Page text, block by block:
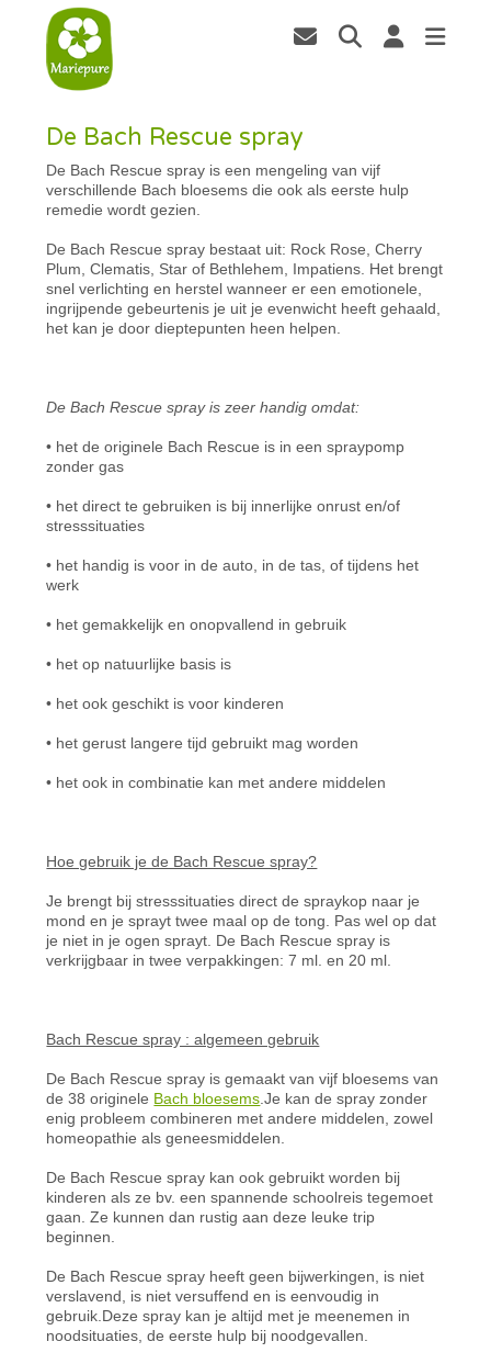
De Bach Rescue spray
De Bach Rescue spray is een mengeling van vijf
verschillende Bach bloesems die ook als eerste hulp
remedie wordt gezien.
De Bach Rescue spray bestaat uit: Rock Rose, Cherry
Plum, Clematis, Star of Bethlehem, Impatiens. Het brengt
snel verlichting en herstel wanneer er een emotionele,
ingrijpende gebeurtenis je uit je evenwicht heeft gehaald,
het kan je door dieptepunten heen helpen.
De Bach Rescue spray is zeer handig omdat:
• het de originele Bach Rescue is in een spraypomp
zonder gas
• het direct te gebruiken is bij innerlijke onrust en/of
stresssituaties
• het handig is voor in de auto, in de tas, of tijdens het
werk
• het gemakkelijk en onopvallend in gebruik
• het op natuurlijke basis is
• het ook geschikt is voor kinderen
• het gerust langere tijd gebruikt mag worden
• het ook in combinatie kan met andere middelen
Hoe gebruik je de Bach Rescue spray?
Je brengt bij stresssituaties direct de spraykop naar je
mond en je sprayt twee maal op de tong. Pas wel op dat
je niet in je ogen sprayt. De Bach Rescue spray is
verkrijgbaar in twee verpakkingen: 7 ml. en 20 ml.
Bach Rescue spray : algemeen gebruik
De Bach Rescue spray is gemaakt van vijf bloesems van
de 38 originele Bach bloesems .Je kan de spray zonder
enig probleem combineren met andere middelen, zowel
homeopathie als geneesmiddelen.
De Bach Rescue spray kan ook gebruikt worden bij
kinderen als ze bv. een spannende schoolreis tegemoet
gaan. Ze kunnen dan rustig aan deze leuke trip
beginnen.
De Bach Rescue spray heeft geen bijwerkingen, is niet
verslavend, is niet versuffend en is eenvoudig in
gebruik.Deze spray kan je altijd met je meenemen in
noodsituaties, de eerste hulp bij noodgevallen.